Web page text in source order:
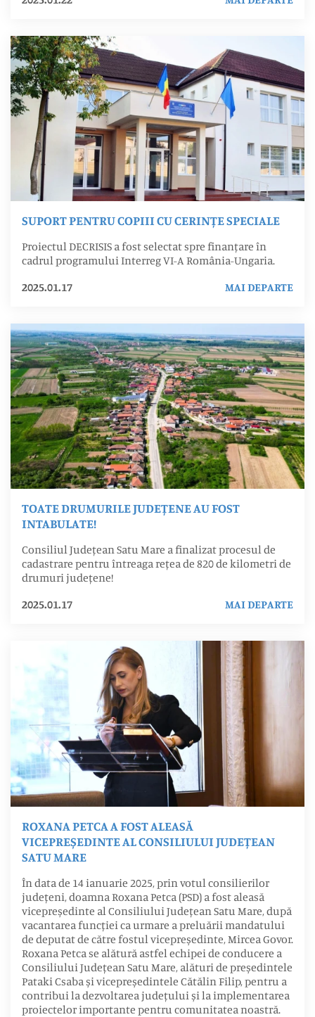
SUPORT PENTRU COPIII CU CERINȚE SPECIALE
Proiectul DECRISIS a fost selectat spre finanțare în
cadrul programului Interreg VI-A România-Ungaria.
2025.01.17
MAI DEPARTE
TOATE DRUMURILE JUDEȚENE AU FOST
INTABULATE!
Consiliul Județean Satu Mare a finalizat procesul de
cadastrare pentru întreaga rețea de 820 de kilometri de
drumuri județene!
2025.01.17
MAI DEPARTE
ROXANA PETCA A FOST ALEASĂ
VICEPREȘEDINTE AL CONSILIULUI JUDEȚEAN
SATU MARE
În data de 14 ianuarie 2025, prin votul consilierilor
județeni, doamna Roxana Petca (PSD) a fost aleasă
vicepreședinte al Consiliului Județean Satu Mare, după
vacantarea funcției ca urmare a preluării mandatului
de deputat de către fostul vicepreședinte, Mircea Govor.
Roxana Petca se alătură astfel echipei de conducere a
Consiliului Județean Satu Mare, alături de președintele
Pataki Csaba și vicepreședintele Cătălin Filip, pentru a
contribui la dezvoltarea județului și la implementarea
proiectelor importante pentru comunitatea noastră.